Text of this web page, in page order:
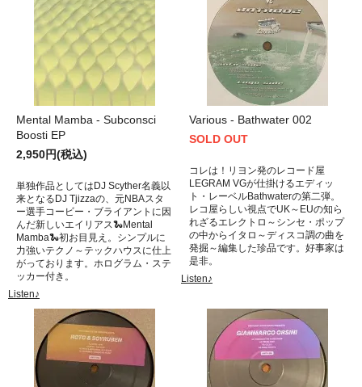
Mental Mamba - Subconsci
Boosti EP
2,950円(税込)
単独作品としてはDJ Scyther名義以
来となるDJ Tjizzaの、元NBAスタ
ー選手コービー・ブライアントに因
んだ新しいエイリアス🐍Mental
Mamba🐍初お目見え。シンプルに
力強いテクノ～テックハウスに仕上
がっております。ホログラム・ステ
ッカー付き。
Listen♪
Various - Bathwater 002
SOLD OUT
コレは！リヨン発のレコード屋
LEGRAM VGが仕掛けるエディッ
ト・レーベルBathwaterの第二弾。
レコ屋らしい視点でUK～EUの知ら
れざるエレクトロ～シンセ・ポップ
の中からイタロ～ディスコ調の曲を
発掘～編集した珍品です。好事家は
是非。
Listen♪